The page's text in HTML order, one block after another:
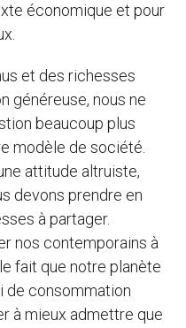
économique et pour
et des richesses
généreuse, nous ne
beaucoup plus
modèle de société.
attitude altruiste,
devons prendre en
à partager.
nos contemporains à
fait que notre planète
de consommation
à mieux admettre que